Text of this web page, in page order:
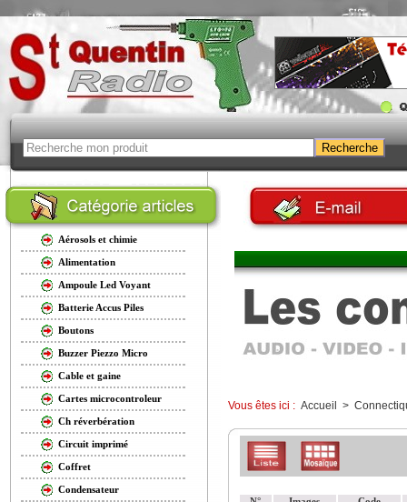
Aérosols et chimie
Alimentation
Ampoule Led Voyant
Batterie Accus Piles
Boutons
Buzzer Piezzo Micro
Cable et gaine
Cartes microcontroleur
Ch réverbération
Circuit imprimé
Coffret
Condensateur
Vous êtes ici : Accueil >